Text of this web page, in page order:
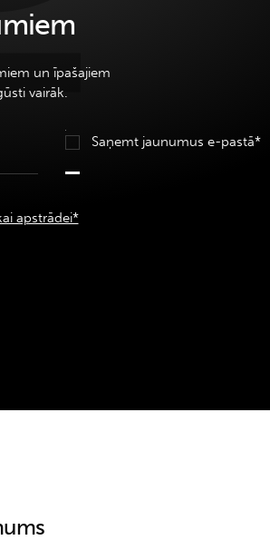
un īpašajiem
vairāk.
Saņemt jaunumus e-pastā*
apstrādei*